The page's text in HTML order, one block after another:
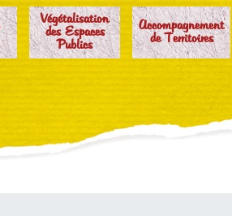
Végétalisation
des Espaces
Publics
Accompagnement
de Territoires